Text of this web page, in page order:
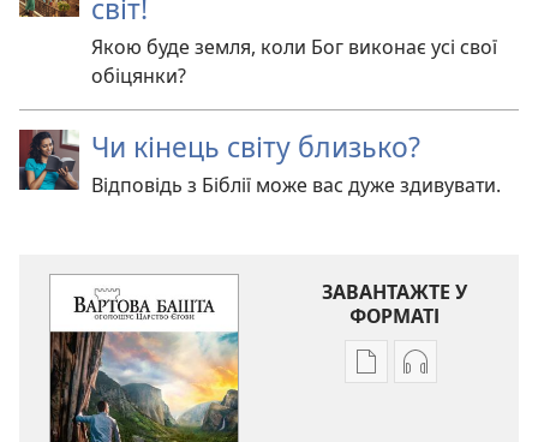
світ!
Якою буде земля, коли Бог виконає усі свої
обіцянки?
Чи кінець світу близько?
Відповідь з Біблії може вас дуже здивувати.
ЗАВАНТАЖТЕ У
ФОРМАТІ
ПараметриПараметри